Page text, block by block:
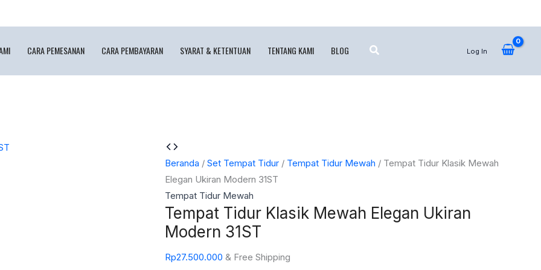
CARA PEMESANAN CARA PEMBAYARAN SYARAT & KETENTUAN TENTANG KAMI BLOG Log In
Beranda / Set Tempat Tidur/ Tempat Tidur Mewah / Tempat Tidur Klasik Mewah
Elegan Ukiran Modern 31ST
Tempat Tidur Mewah
Tempat Tidur Klasik Mewah Elegan Ukiran
Modern 31ST
Rp27.500.000 & Free Shipping
Kuantitas
Tempat
Tidur
Klasik
Mewah
Elegan
Modern